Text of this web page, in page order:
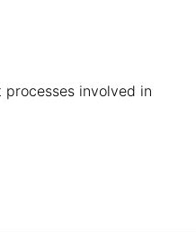
involved in